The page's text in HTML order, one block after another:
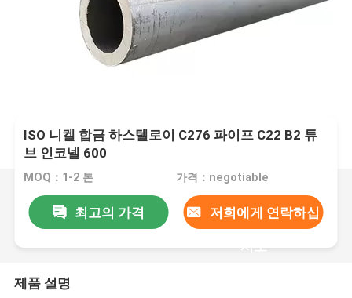
ISO 니켈 합금 하스텔로이 C276 파이프 C22 B2 튜
브 인코넬 600
MOQ：1-2 톤 가격：negotiable
최고의 가격 저희에게 연락하십
시오
제품 설명